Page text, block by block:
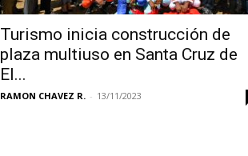
Turismo inicia construcción de
plaza multiuso en Santa Cruz de
El...
RAMON CHAVEZ R. - 13/11/2023